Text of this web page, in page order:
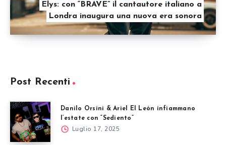
Elys: con “BRAVE” il cantautore italiano a
Londra inaugura una nuova era sonora
Post Recenti
Danilo Orsini & Ariel El León infiammano
l’estate con “Sediento”
Luglio 17, 2025